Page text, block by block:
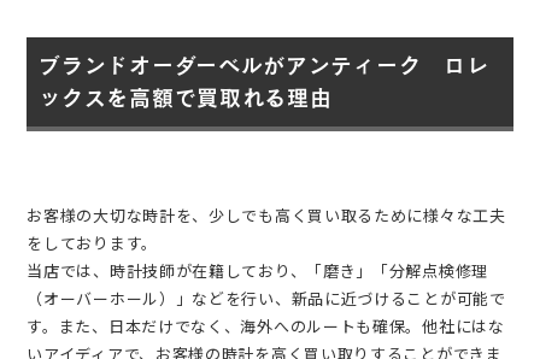
ブランドオーダーベルがアンティーク ロレ
ックスを高額で買取れる理由
お客様の大切な時計を、少しでも高く買い取るために様々な工夫
をしております。
当店では、時計技師が在籍しており、「磨き」「分解点検修理
（オーバーホール）」などを行い、新品に近づけることが可能で
す。また、日本だけでなく、海外へのルートも確保。他社にはな
いアイディアで、お客様の時計を高く買い取りすることができま